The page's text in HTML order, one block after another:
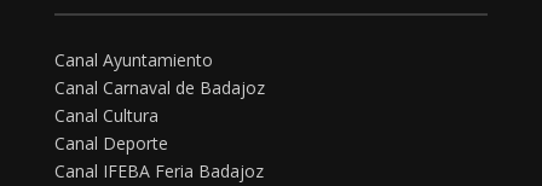
Canal Ayuntamiento
Canal Carnaval de Badajoz
Canal Cultura
Canal Deporte
Canal IFEBA Feria Badajoz